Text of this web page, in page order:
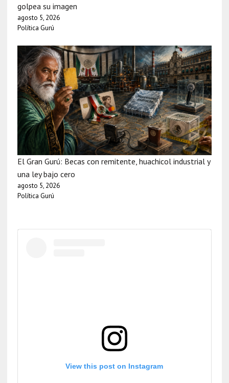
golpea su imagen
agosto 5, 2026
Política Gurú
El Gran Gurú: Becas con remitente, huachicol industrial y
una ley bajo cero
agosto 5, 2026
Política Gurú
View this post on Instagram